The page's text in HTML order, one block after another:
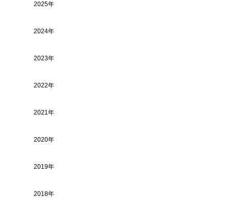
2025年
2024年
2023年
2022年
2021年
2020年
2019年
2018年